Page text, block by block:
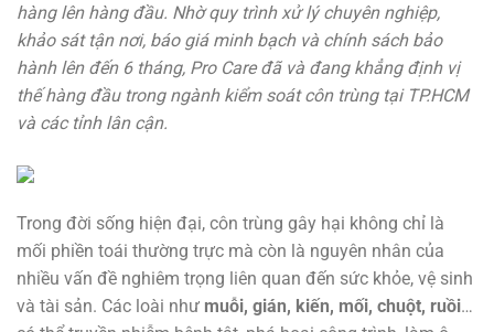
hàng lên hàng đầu. Nhờ quy trình xử lý chuyên nghiệp,
khảo sát tận nơi, báo giá minh bạch và chính sách bảo
hành lên đến 6 tháng, Pro Care đã và đang khẳng định vị
thế hàng đầu trong ngành kiểm soát côn trùng tại TP.HCM
và các tỉnh lân cận.
Trong đời sống hiện đại, côn trùng gây hại không chỉ là
mối phiền toái thường trực mà còn là nguyên nhân của
nhiều vấn đề nghiêm trọng liên quan đến sức khỏe, vệ sinh
và tài sản. Các loài như muỗi, gián, kiến, mối, chuột, ruồi…